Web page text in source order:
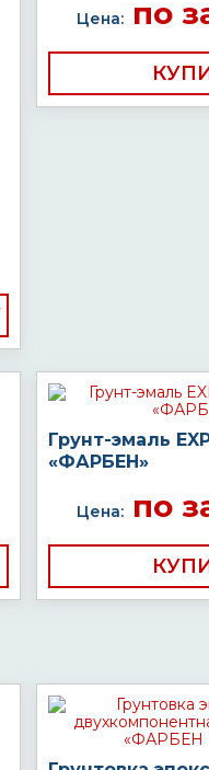
Цена:по
Грунт-эмаль
«ФАРБЕН»
Цена:по